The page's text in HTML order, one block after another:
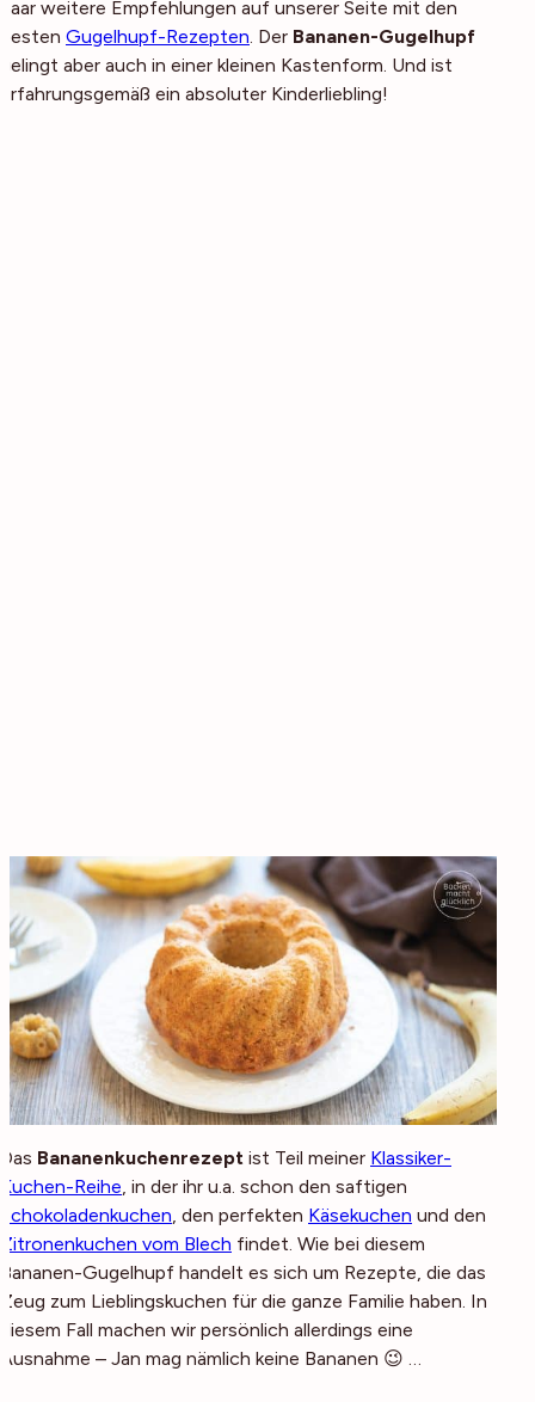
paar weitere Empfehlungen auf unserer Seite mit den
besten Gugelhupf-Rezepten. Der Bananen-Gugelhupf
gelingt aber auch in einer kleinen Kastenform. Und ist
erfahrungsgemäß ein absoluter Kinderliebling!
Das Bananenkuchenrezept ist Teil meiner Klassiker-
Kuchen-Reihe , in der ihr u.a. schon den saftigen
Schokoladenkuchen , den perfekten Käsekuchen und den
Zitronenkuchen vom Blech findet. Wie bei diesem
Bananen-Gugelhupf handelt es sich um Rezepte, die das
Zeug zum Lieblingskuchen für die ganze Familie haben. In
diesem Fall machen wir persönlich allerdings eine
Ausnahme – Jan mag nämlich keine Bananen 😉 …